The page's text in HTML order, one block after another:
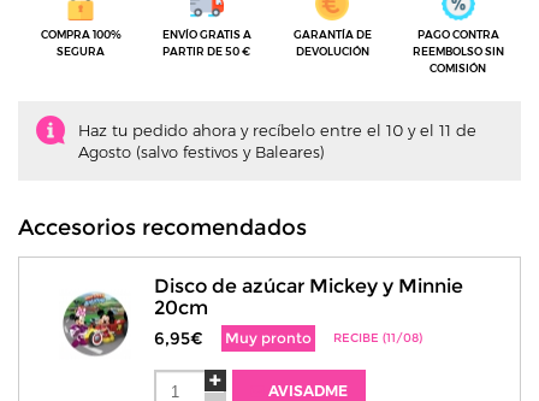
COMPRA 100%
SEGURA
ENVÍO GRATIS A
PARTIR DE 50 €
GARANTÍA DE
DEVOLUCIÓN
PAGO CONTRA
REEMBOLSO SIN
COMISIÓN
Haz tu pedido ahora y recíbelo entre el 10 y el 11 de
Agosto (salvo festivos y Baleares)
Accesorios recomendados
Disco de azúcar Mickey y Minnie
20cm
6,95€ Muy pronto RECIBE (11/08)
AVISADME